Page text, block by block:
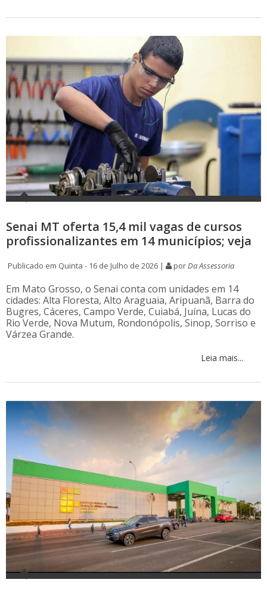
Senai MT oferta 15,4 mil vagas de cursos
profissionalizantes em 14 municípios; veja
Publicado em Quinta - 16 de Julho de 2026 | por Da Assessoria
Em Mato Grosso, o Senai conta com unidades em 14
cidades: Alta Floresta, Alto Araguaia, Aripuanã, Barra do
Bugres, Cáceres, Campo Verde, Cuiabá, Juína, Lucas do
Rio Verde, Nova Mutum, Rondonópolis, Sinop, Sorriso e
Várzea Grande.
Leia mais...